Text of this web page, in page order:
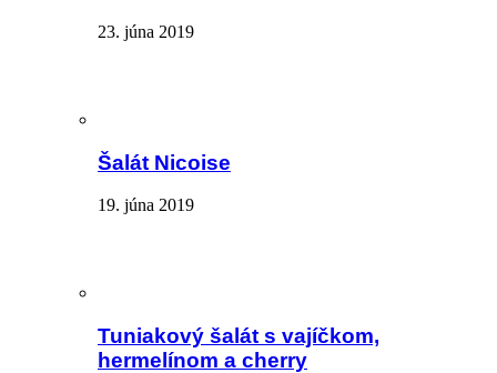
23. júna 2019
Šalát Nicoise
19. júna 2019
Tuniakový šalát s vajíčkom,
hermelínom a cherry